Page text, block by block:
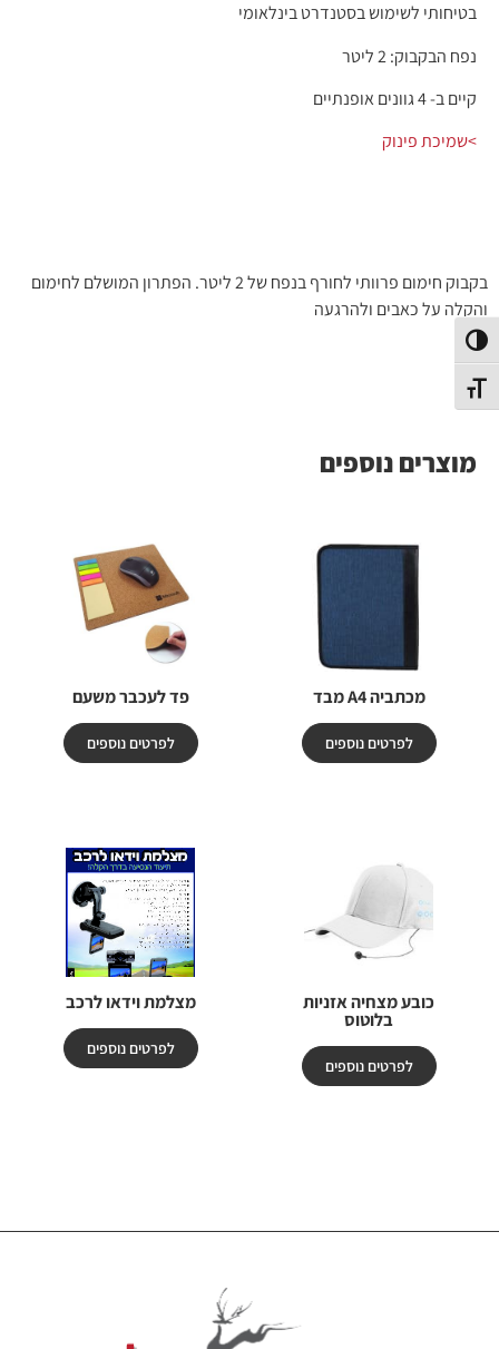
הפעל/כבה ניגודיות גבוהה
מתג גודל גופן
בטיחותי לשימוש בסטנדרט בינלאומי
נפח הבקבוק: 2 ליטר
קיים ב- 4 גוונים אופנתיים
>שמיכת פינוק
בקבוק חימום פרוותי לחורף בנפח של 2 ליטר. הפתרון המושלם לחימום
והקלה על כאבים ולהרגעה
מוצרים נוספים
מכתביה A4 מבד
לפרטים נוספים
פד לעכבר משעם
לפרטים נוספים
כובע מצחיה אזניות
בלוטוס
לפרטים נוספים
מצלמת וידאו לרכב
לפרטים נוספים